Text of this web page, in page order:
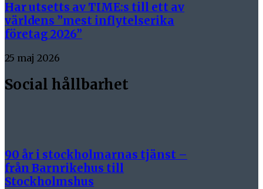
Har utsetts av TIME:s till ett av
världens ”mest inflytelserika
företag 2026”
25 maj 2026
Social hållbarhet
90 år i stockholmarnas tjänst –
från Barnrikehus till
Stockholmshus